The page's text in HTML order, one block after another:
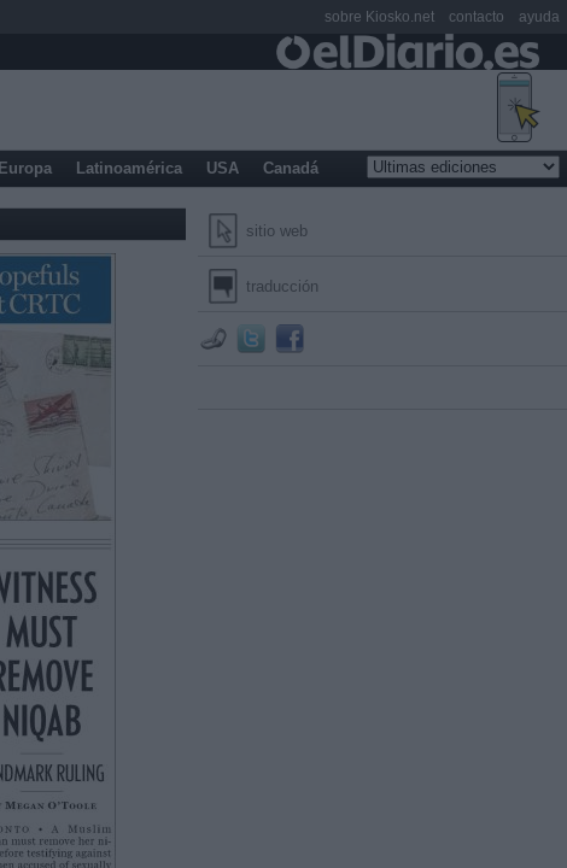
Europa Latinoamérica USA Canadá
sitio web
traducción
sobre Kiosko.net contacto ayuda